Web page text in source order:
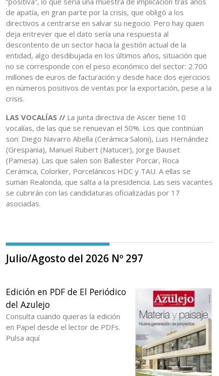
de apatía, en gran parte por la crisis, que obligó a los
directivos a centrarse en salvar su negocio. Pero hay quien
deja entrever que el dato sería una respuesta al
descontento de un sector hacia la gestión actual de la
entidad, algo desdibujada en los últimos años, situación que
no se corresponde con el peso económico del sector: 2.700
millones de euros de facturación y desde hace dos ejercicios
en números positivos de ventas por la exportación, pese a la
crisis.
LAS VOCALÍAS // La junta directiva de Ascer tiene 10
vocalías, de las que se renuevan el 50%. Los que continúan
son: Diego Navarro Abella (Cerámica Saloni), Luis Hernández
(Grespania), Manuel Rubert (Natucer), Jorge Bauset
(Pamesa). Las que salen son Ballester Porcar, Roca
Cerámica, Colorker, Porcelánicos HDC y TAU. A ellas se
suman Realonda, que salta a la presidencia. Las seis vacantes
se cubrirán con las candidaturas oficializadas por 17
asociadas.
Julio/Agosto del 2026 Nº 297
Edición en PDF de El Periódico
del Azulejo
Consulta cuando quieras la edición
en Papel desde el lector de PDFs.
Pulsa aquí